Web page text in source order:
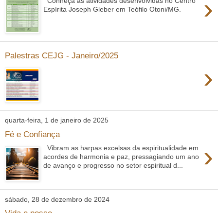
›
Espírita Joseph Gleber em Teófilo Otoni/MG.
Palestras CEJG - Janeiro/2025
›
quarta-feira, 1 de janeiro de 2025
Fé e Confiança
›
Vibram as harpas excelsas da espiritualidade em
acordes de harmonia e paz, pressagiando um ano
de avanço e progresso no setor espiritual d...
sábado, 28 de dezembro de 2024